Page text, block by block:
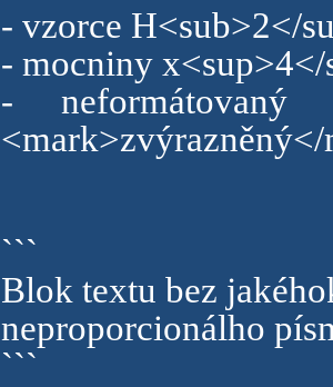
- vzorce H<sub>2</
- mocniny x<sup>4</
-
```
Blok textu bez
neproporcionálho
```